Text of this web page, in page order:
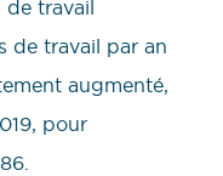
de travail
de travail par an
augmenté,
pour